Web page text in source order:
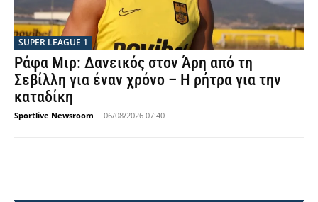
SUPER LEAGUE 1
Ράφα Μιρ: Δανεικός στον Άρη από τη
Σεβίλλη για έναν χρόνο – Η ρήτρα για την
καταδίκη
Sportlive Newsroom - 06/08/2026 07:40